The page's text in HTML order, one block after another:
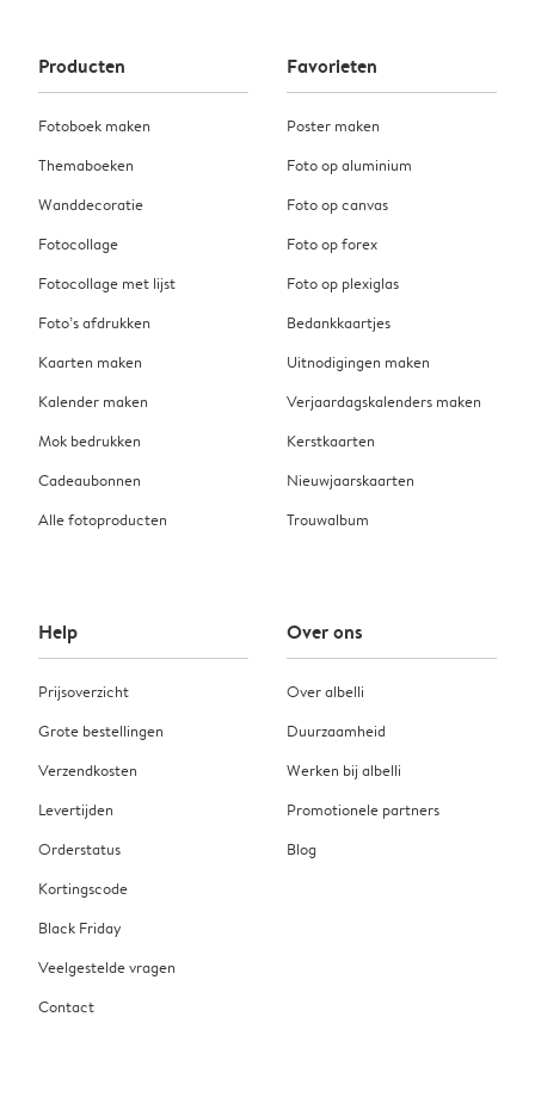
Producten
Fotoboek maken
Themaboeken
Wanddecoratie
Fotocollage
Fotocollage met lijst
Foto’s afdrukken
Kaarten maken
Kalender maken
Mok bedrukken
Cadeaubonnen
Alle fotoproducten
Favorieten
Poster maken
Foto op aluminium
Foto op canvas
Foto op forex
Foto op plexiglas
Bedankkaartjes
Uitnodigingen maken
Verjaardagskalenders maken
Kerstkaarten
Nieuwjaarskaarten
Trouwalbum
Help
Prijsoverzicht
Grote bestellingen
Verzendkosten
Levertijden
Orderstatus
Kortingscode
Black Friday
Veelgestelde vragen
Contact
Over ons
Over albelli
Duurzaamheid
Werken bij albelli
Promotionele partners
Blog